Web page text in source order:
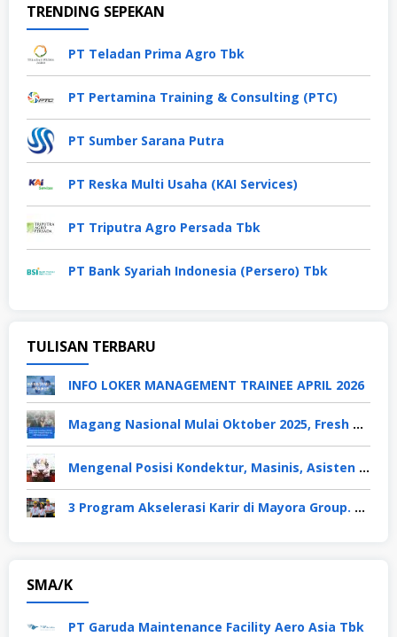
TRENDING SEPEKAN
PT Teladan Prima Agro Tbk
PT Pertamina Training & Consulting (PTC)
PT Sumber Sarana Putra
PT Reska Multi Usaha (KAI Services)
PT Triputra Agro Persada Tbk
PT Bank Syariah Indonesia (Persero) Tbk
TULISAN TERBARU
INFO LOKER MANAGEMENT TRAINEE APRIL 2026
Magang Nasional Mulai Oktober 2025, Fresh Graduate Dapat Gaji UMP Selama 6 Bulan
Mengenal Posisi Kondektur, Masinis, Asisten PPKA, Pemeliharaan Sarana dan Prasarana, Polsuska (Polisi Khusus Kereta Api), di PT KAI
3 Program Akselerasi Karir di Mayora Group. Apa Saja? Berikut Penjelasannya
SMA/K
PT Garuda Maintenance Facility Aero Asia Tbk